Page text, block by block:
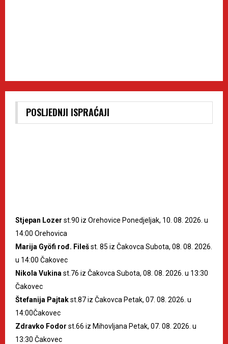
POSLJEDNJI ISPRAĆAJI
Stjepan Lozer st.90 iz Orehovice Ponedjeljak, 10. 08. 2026. u
14:00 Orehovica
Marija Gyöfi rođ. Filešst. 85 iz Čakovca Subota, 08. 08. 2026.
u 14:00 Čakovec
Nikola Vukina st.76 iz Čakovca Subota, 08. 08. 2026. u 13:30
Čakovec
Štefanija Pajtakst.87 iz Čakovca Petak, 07. 08. 2026. u
14:00Čakovec
Zdravko Fodor st.66 iz Mihovljana Petak, 07. 08. 2026. u
13:30 Čakovec